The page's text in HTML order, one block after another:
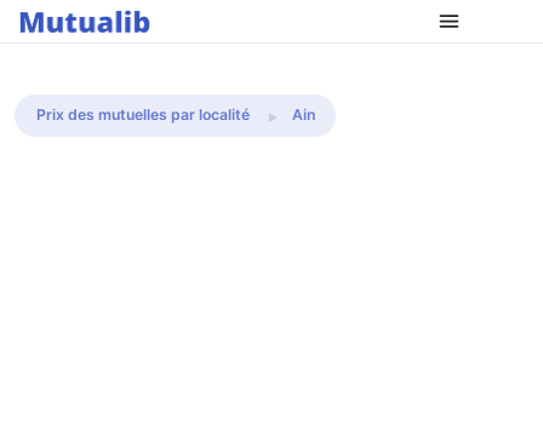
Comparer les mutuelles
Prix des mutuelles par localité Ain